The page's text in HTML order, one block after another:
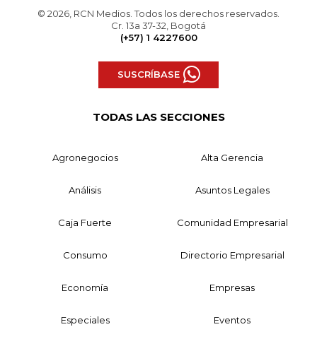
© 2026, RCN Medios. Todos los derechos reservados.
Cr. 13a 37-32, Bogotá
(+57) 1 4227600
SUSCRÍBASE
TODAS LAS SECCIONES
Agronegocios Alta Gerencia
Análisis Asuntos Legales
Caja Fuerte Comunidad Empresarial
Consumo Directorio Empresarial
Economía Empresas
Especiales Eventos